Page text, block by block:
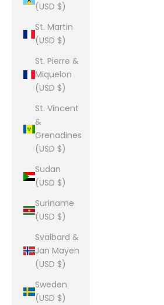
(USD $)
St. Martin
(USD $)
St. Pierre &
Miquelon
(USD $)
St. Vincent
&
Grenadines
(USD $)
Sudan
(USD $)
Suriname
(USD $)
Svalbard &
Jan Mayen
(USD $)
Sweden
(USD $)